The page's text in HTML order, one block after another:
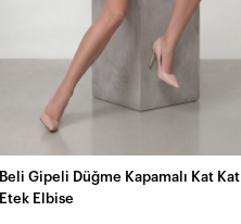
Beli Gipeli Düğme Kapamalı Kat Kat
Etek Elbise